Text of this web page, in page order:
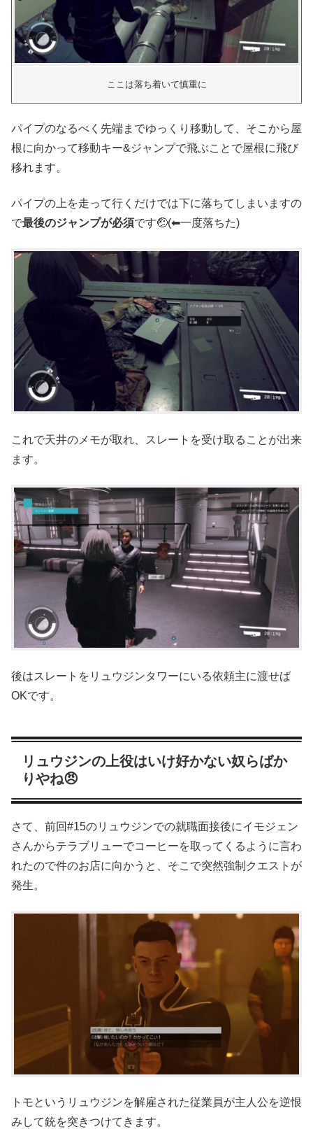
ここは落ち着いて慎重に
パイプのなるべく先端までゆっくり移動して、そこから屋
根に向かって移動キー&ジャンプで飛ぶことで屋根に飛び
移れます。
パイプの上を走って行くだけでは下に落ちてしまいますの
で最後のジャンプが必須です🤕(⬅一度落ちた)
これで天井のメモが取れ、スレートを受け取ることが出来
ます。
後はスレートをリュウジンタワーにいる依頼主に渡せば
OKです。
リュウジンの上役はいけ好かない奴らばか
りやね😠
さて、前回#15のリュウジンでの就職面接後にイモジェン
さんからテラブリューでコーヒーを取ってくるように言わ
れたので件のお店に向かうと、そこで突然強制クエストが
発生。
トモというリュウジンを解雇された従業員が主人公を逆恨
みして銃を突きつけてきます。